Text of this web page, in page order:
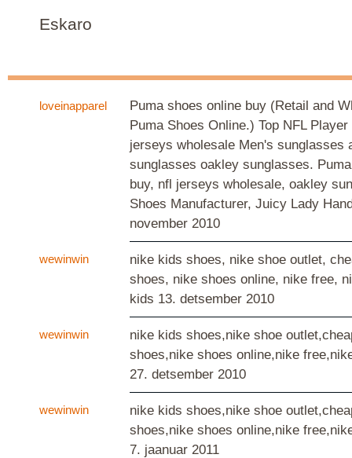
Eskaro
loveinapparel
Puma shoes online buy (Retail and
Puma Shoes Online.) Top NFL
jerseys wholesale Men's sunglasses
sunglasses oakley sunglasses.
buy, nfl jerseys wholesale, oakley
Shoes Manufacturer, Juicy Lady
november 2010
wewinwin
nike kids shoes, nike shoe outlet,
shoes, nike shoes online, nike free,
kids 13. detsember 2010
wewinwin
nike kids shoes,nike shoe
shoes,nike shoes online,nike
27. detsember 2010
wewinwin
nike kids shoes,nike shoe
shoes,nike shoes online,nike
7. jaanuar 2011